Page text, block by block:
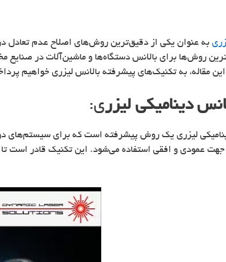
به عنوان یکی از دقیق‌ترین روش‌های اصلاح عدم تعادل
روش‌ها برای بالانس دستگاه‌ها و ماشین‌آلات در صنایع
مقاله، به تکنیک‌های پیشرفته بالانس لیزری خواهیم
دینامیکی لیزری:
لیزری یک روش پیشرفته است که برای سیستم‌های
عمودی و افقی استفاده می‌شود. این تکنیک قادر است تا